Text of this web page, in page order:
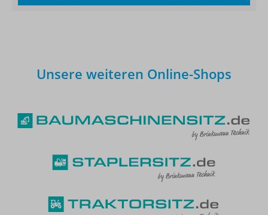
Unsere weiteren Online-Shops